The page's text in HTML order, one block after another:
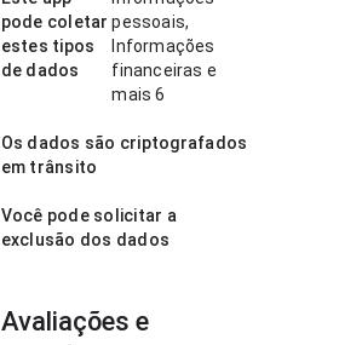
pode coletar
estes tipos
de dados
pessoais,
Informações
financeiras e
mais 6
Os dados são criptografados
em trânsito
Você pode solicitar a
exclusão dos dados
Avaliações e